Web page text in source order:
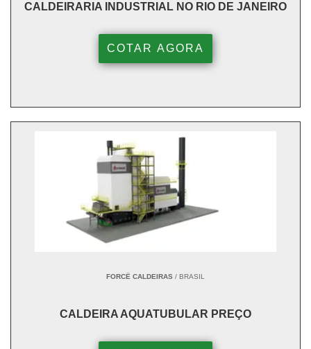
CALDEIRARIA INDUSTRIAL NO RIO DE JANEIRO
COTAR AGORA
FORCË CALDEIRAS / BRASIL
CALDEIRA AQUATUBULAR PREÇO